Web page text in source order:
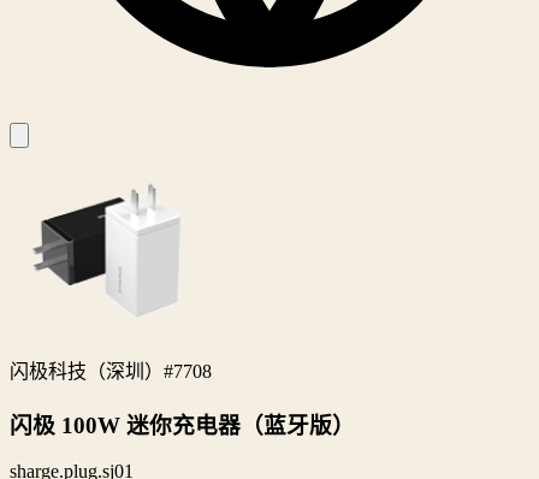
闪极科技（深圳） #7708
闪极 100W 迷你充电器（蓝牙版）
sharge.plug.sj01